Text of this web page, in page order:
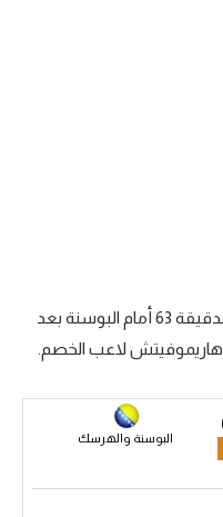
وتعرض المهاجم الأمريكي للطرد في الدقيقة 63 أمام البوسنة بعد
لاعب الخصم.
البوسنة والهرسك